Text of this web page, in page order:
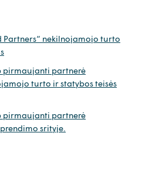
Partners“ nekilnojamojo turto
pirmaujanti partnerė
turto ir statybos teisės
pirmaujanti partnerė
srityje.